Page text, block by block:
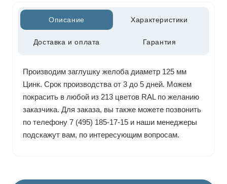
Описание Характеристики
Доставка и оплата Гарантия
Производим заглушку желоба диаметр 125 мм
Цинк. Срок производства от 3 до 5 дней. Можем
покрасить в любой из 213 цветов RAL по желанию
заказчика. Для заказа, вы также можете позвонить
по телефону 7 (495) 185-17-15 и наши менеджеры
подскажут вам, по интересующим вопросам.